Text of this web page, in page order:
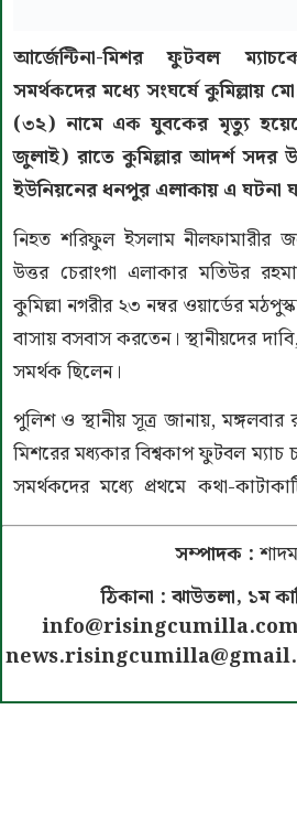
আর্জেন্টিনা-মিশর ফুটবল
সমর্থকদের মধ্যে সংঘর্ষে কুমিল্লায়
(৩২) নামে এক যুবকের মৃত্যু
জুলাই) রাতে কুমিল্লার আদর্শ সদর
ইউনিয়নের ধনপুর এলাকায় এ ঘটনা
নিহত শরিফুল ইসলাম নীলফামারীর
উত্তর চেরাংগা এলাকার মতিউর
কুমিল্লা নগরীর ২৩ নম্বর ওয়ার্ডের
বাসায় বসবাস করতেন। স্থানীয়দের
সমর্থক ছিলেন।
পুলিশ ও স্থানীয় সূত্র জানায়, মঙ্গলবার
মিশরের মধ্যকার বিশ্বকাপ ফুটবল
সমর্থকদের মধ্যে প্রথমে কথা-
সম্পাদক :
ঠিকানা : ঝাউতলা, ১ম
info@risingcumilla.com